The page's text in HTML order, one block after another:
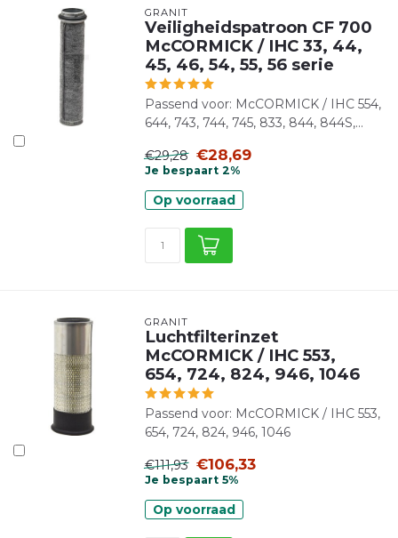
GRANIT
Veiligheidspatroon CF 700
McCORMICK / IHC 33, 44,
45, 46, 54, 55, 56 serie
Passend voor: McCORMICK / IHC 554,
644, 743, 744, 745, 833, 844, 844S,...
€29,28 €28,69
Je bespaart 2%
Op voorraad
GRANIT
Luchtfilterinzet
McCORMICK / IHC 553,
654, 724, 824, 946, 1046
Passend voor: McCORMICK / IHC 553,
654, 724, 824, 946, 1046
€111,93 €106,33
Je bespaart 5%
Op voorraad